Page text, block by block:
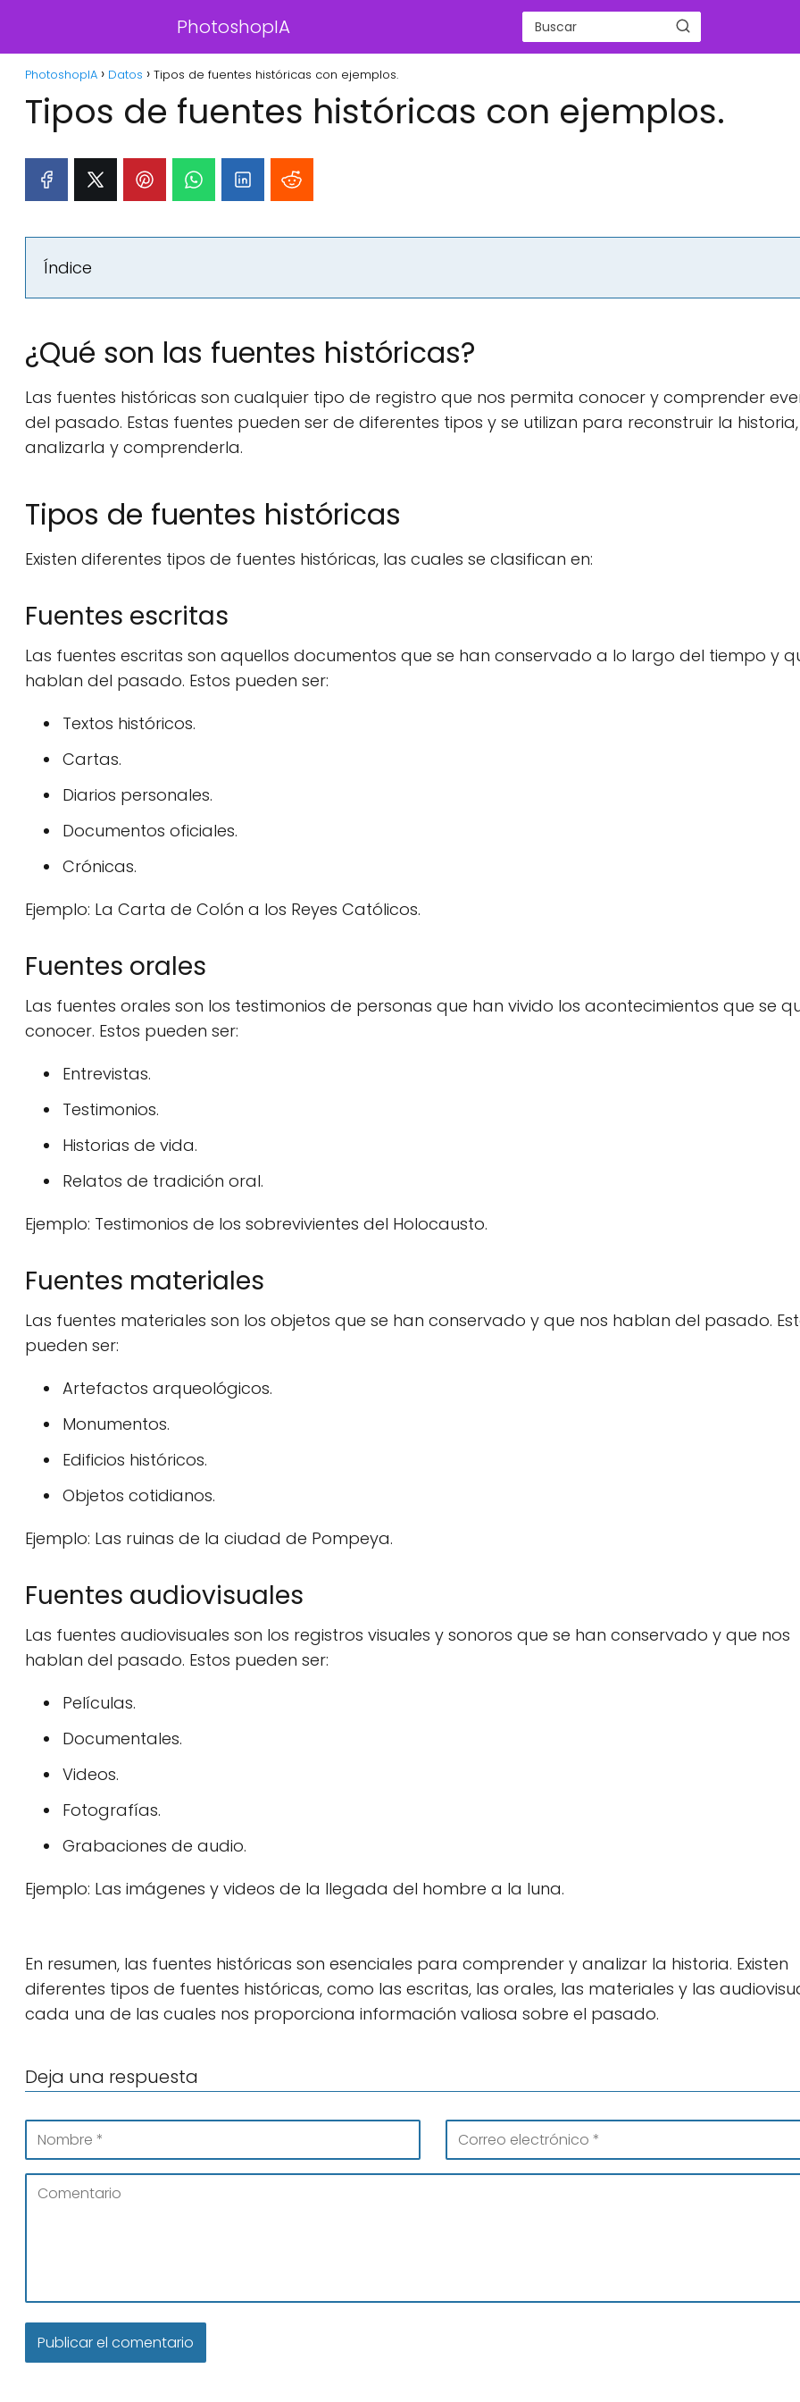
PhotoshopIA
PhotoshopIA Datos Tipos de fuentes históricas con ejemplos.
Tipos de fuentes históricas con ejemplos.
Índice
¿Qué son las fuentes históricas?
Las fuentes históricas son cualquier tipo de registro que nos permita conocer y comprender
del pasado. Estas fuentes pueden ser de diferentes tipos y se utilizan para reconstruir la historia,
analizarla y comprenderla.
Tipos de fuentes históricas
Existen diferentes tipos de fuentes históricas, las cuales se clasifican en:
Fuentes escritas
Las fuentes escritas son aquellos documentos que se han conservado a lo largo del tiempo y
hablan del pasado. Estos pueden ser:
Textos históricos.
Cartas.
Diarios personales.
Documentos oficiales.
Crónicas.
Ejemplo: La Carta de Colón a los Reyes Católicos.
Fuentes orales
Las fuentes orales son los testimonios de personas que han vivido los acontecimientos que se
conocer. Estos pueden ser:
Entrevistas.
Testimonios.
Historias de vida.
Relatos de tradición oral.
Ejemplo: Testimonios de los sobrevivientes del Holocausto.
Fuentes materiales
Las fuentes materiales son los objetos que se han conservado y que nos hablan del pasado.
pueden ser:
Artefactos arqueológicos.
Monumentos.
Edificios históricos.
Objetos cotidianos.
Ejemplo: Las ruinas de la ciudad de Pompeya.
Fuentes audiovisuales
Las fuentes audiovisuales son los registros visuales y sonoros que se han conservado y que nos
hablan del pasado. Estos pueden ser:
Películas.
Documentales.
Videos.
Fotografías.
Grabaciones de audio.
Ejemplo: Las imágenes y videos de la llegada del hombre a la luna.
En resumen, las fuentes históricas son esenciales para comprender y analizar la historia. Existen
diferentes tipos de fuentes históricas, como las escritas, las orales, las materiales y las
cada una de las cuales nos proporciona información valiosa sobre el pasado.
Deja una respuesta